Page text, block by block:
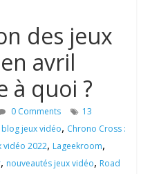
des jeux
avril
à quoi ?
0 Comments
13
blog jeux vidéo, Chrono Cross :
vidéo 2022, Lageekroom,
, nouveautés jeux vidéo, Road